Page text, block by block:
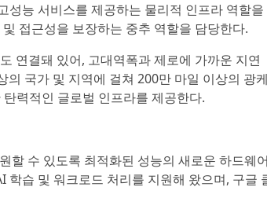
성능 서비스를 제공하는 물리적 인프라 역할을
접근성을 보장하는 중추 역할을 담당한다.
연결돼 있어, 고대역폭과 제로에 가까운 지연
국가 및 지역에 걸쳐 200만 마일 이상의 광케
력적인 글로벌 인프라를 제공한다.
할 수 있도록 최적화된 성능의 새로운 하드웨어
학습 및 워크로드 처리를 지원해 왔으며, 구글